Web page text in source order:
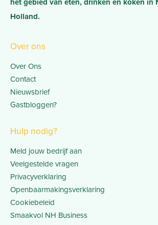
Holland.
Over ons
Over Ons
Contact
Nieuwsbrief
Gastbloggen?
Hulp nodig?
Meld jouw bedrijf aan
Veelgestelde vragen
Privacyverklaring
Openbaarmakingsverklaring
Cookiebeleid
Smaakvol NH Business